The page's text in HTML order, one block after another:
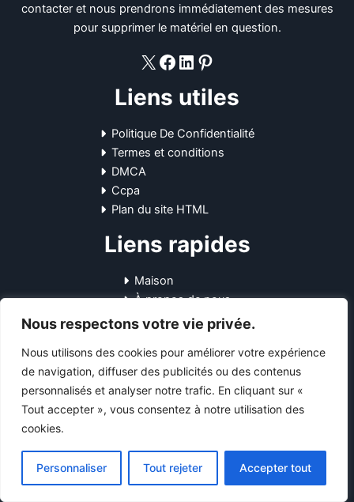
Nous respectons votre vie privée.
Nous utilisons des cookies pour améliorer votre expérience
de navigation, diffuser des publicités ou des contenus
personnalisés et analyser notre trafic. En cliquant sur «
Tout accepter », vous consentez à notre utilisation des
cookies.
Personnaliser Tout rejeter Accepter tout
contacter et nous prendrons immédiatement des mesures
pour supprimer le matériel en question.
X Facebook LinkedIn Pinterest
Liens utiles
Politique De Confidentialité
Termes et conditions
DMCA
Ccpa
Plan du site HTML
Liens rapides
Maison
À propos de nous
Blog
Coordonnées
10-12 Pl. Général Leclerc, 45170
+33745751531
support@starsendetail.fr